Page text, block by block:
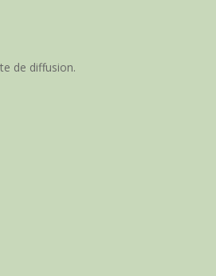
de diffusion.